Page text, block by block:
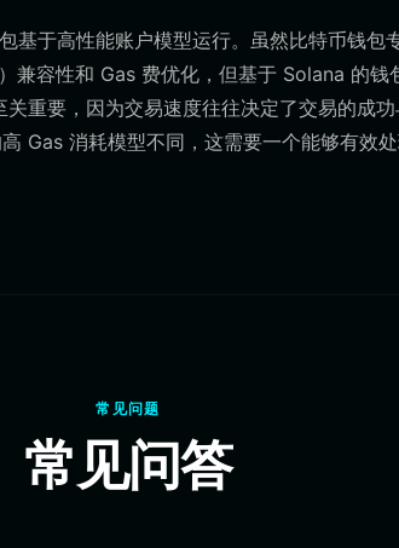
基于高性能账户模型运行。虽然比特币钱包
兼容性和 Gas 费优化，但基于 Solana 的钱
重要，因为交易速度往往决定了交易的成
Gas 消耗模型不同，这需要一个能够有效
常见问题
常见问答